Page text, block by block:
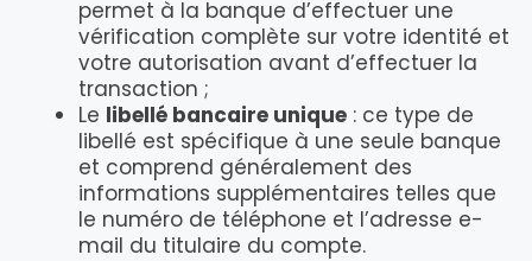
permet à la banque d’effectuer une
vérification complète sur votre identité et
votre autorisation avant d’effectuer la
transaction ;
Le libellé bancaire unique : ce type de
libellé est spécifique à une seule banque
et comprend généralement des
informations supplémentaires telles que
le numéro de téléphone et l’adresse e-
mail du titulaire du compte.